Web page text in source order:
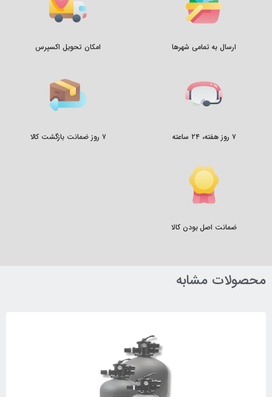
ارسال به تمامی شهرها امکان تحویل اکسپرس
۷ روز هفته، ۲۴ ساعته ۷ روز ضمانت بازگشت کالا
ضمانت اصل بودن کالا
محصولات مشابه